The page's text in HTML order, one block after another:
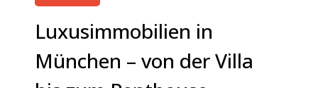
Luxusimmobilien in
München – von der Villa